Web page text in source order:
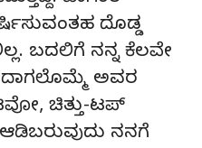
ದೊಡ್ಡ
ಬದಲಿಗೆ ನನ್ನ ಕೆಲವೇ
ಅವರ
ಚಿತ್ತು-ಟಪ್
ನನಗೆ